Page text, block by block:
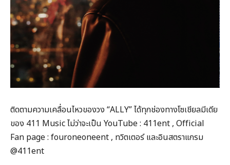
ติดตามความเคลื่อนไหวของวง “ALLY” ได้ทุกช่องทางโซเชียลมีเดีย
ของ 411 Music ไม่ว่าจะเป็น YouTube : 411ent , Official
Fan page : fouroneoneent , ทวิตเตอร์ และอินสตราแกรม
@411ent